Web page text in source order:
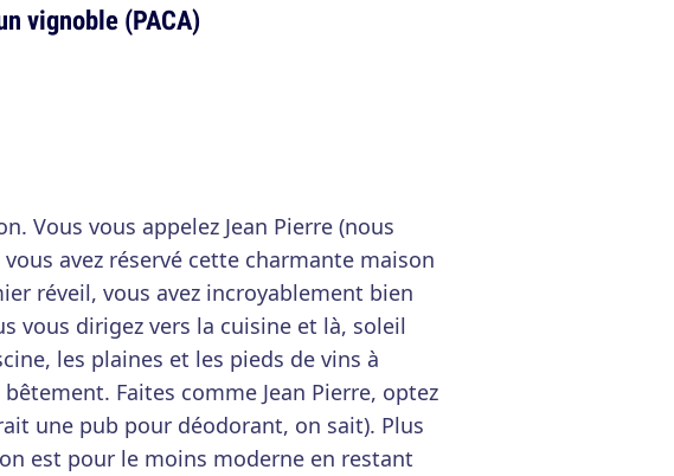
vignoble (PACA)
Vous vous appelez Jean Pierre (nous
avez réservé cette charmante maison
réveil, vous avez incroyablement bien
vous dirigez vers la cuisine et là, soleil
les plaines et les pieds de vins à
Faites comme Jean Pierre, optez
une pub pour déodorant, on sait). Plus
est pour le moins moderne en restant